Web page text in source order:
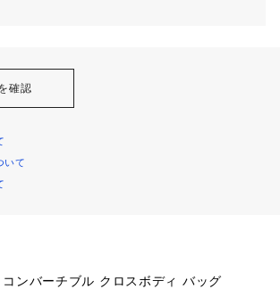
確認
いて
コンバーチブル クロスボディ バッグ